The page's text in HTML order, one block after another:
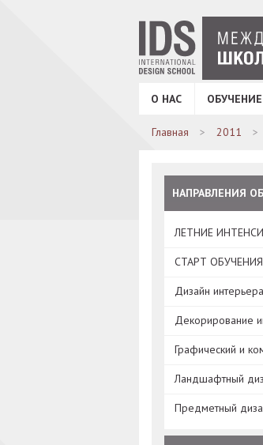
О НАС ОБУЧЕНИЕ
Главная 2011
НАПРАВЛЕНИЯ
ЛЕТНИЕ
СТАРТ
Дизайн интерьера
Декорирование
Графический и
Ландшафтный
Предметный